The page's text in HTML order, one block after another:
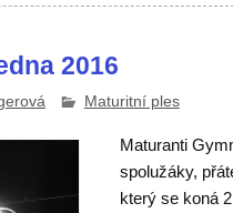
2016
Maturitní ples
Maturanti
spolužáky,
který se koná